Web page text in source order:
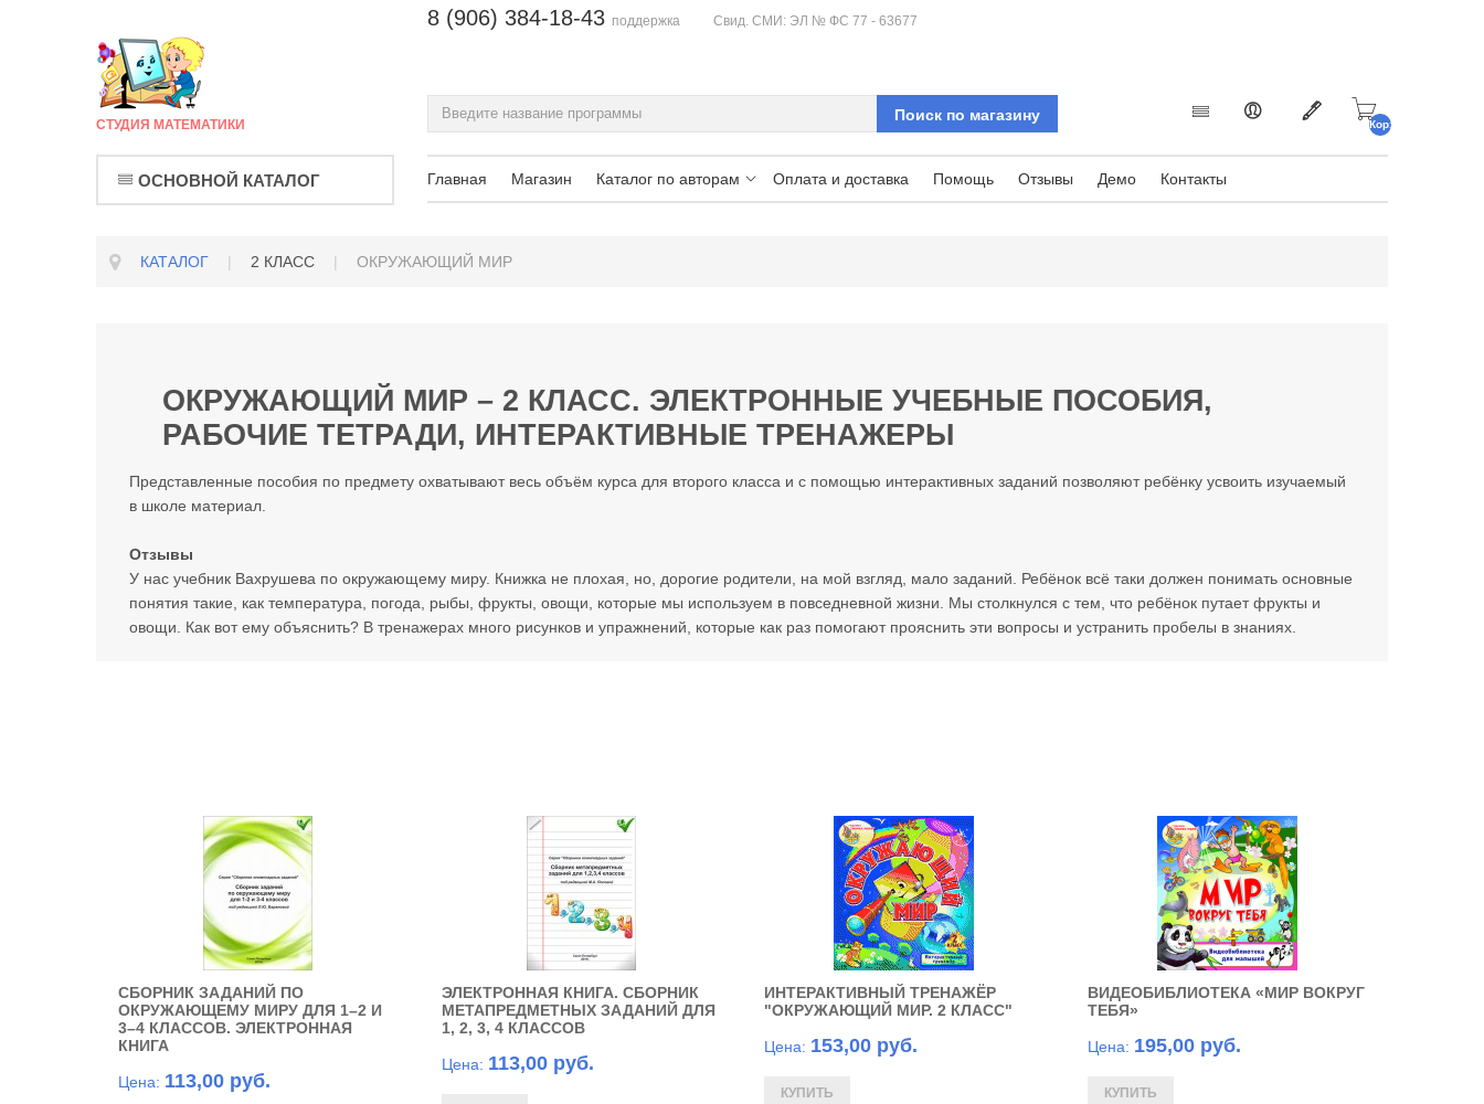
СТУДИЯ МАТЕМАТИКИ
8 (906) 384-18-43 поддержка Свид. СМИ: ЭЛ № ФС 77 - 63677
Корзина
ОСНОВНОЙ КАТАЛОГ Главная Магазин Каталог по авторам Оплата и доставка Помощь Отзывы Демо Контакты
КАТАЛОГ | 2 КЛАСС | ОКРУЖАЮЩИЙ МИР
ОКРУЖАЮЩИЙ МИР – 2 КЛАСС. ЭЛЕКТРОННЫЕ УЧЕБНЫЕ ПОСОБИЯ,
РАБОЧИЕ ТЕТРАДИ, ИНТЕРАКТИВНЫЕ ТРЕНАЖЕРЫ
Представленные пособия по предмету охватывают весь объём курса для второго класса и с помощью интерактивных заданий позволяют ребёнку усвоить изучаемый
в школе материал.
Отзывы
У нас учебник Вахрушева по окружающему миру. Книжка не плохая, но, дорогие родители, на мой взгляд, мало заданий. Ребёнок всё таки должен понимать основные
понятия такие, как температура, погода, рыбы, фрукты, овощи, которые мы используем в повседневной жизни. Мы столкнулся с тем, что ребёнок путает фрукты и
овощи. Как вот ему объяснить? В тренажерах много рисунков и упражнений, которые как раз помогают прояснить эти вопросы и устранить пробелы в знаниях.
СБОРНИК ЗАДАНИЙ ПО
ОКРУЖАЮЩЕМУ МИРУ ДЛЯ 1–2 И
3–4 КЛАССОВ. ЭЛЕКТРОННАЯ
КНИГА
Цена: 113,00 руб.
ЭЛЕКТРОННАЯ КНИГА. СБОРНИК
МЕТАПРЕДМЕТНЫХ ЗАДАНИЙ ДЛЯ
1, 2, 3, 4 КЛАССОВ
Цена: 113,00 руб.
ИНТЕРАКТИВНЫЙ ТРЕНАЖЁР
"ОКРУЖАЮЩИЙ МИР. 2 КЛАСС"
Цена: 153,00 руб.
ВИДЕОБИБЛИОТЕКА «МИР ВОКРУГ
ТЕБЯ»
Цена: 195,00 руб.